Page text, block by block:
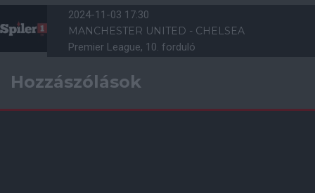
2024-11-03 17:30
MANCHESTER UNITED - CHELSEA
Premier League, 10. forduló
Hozzászólások